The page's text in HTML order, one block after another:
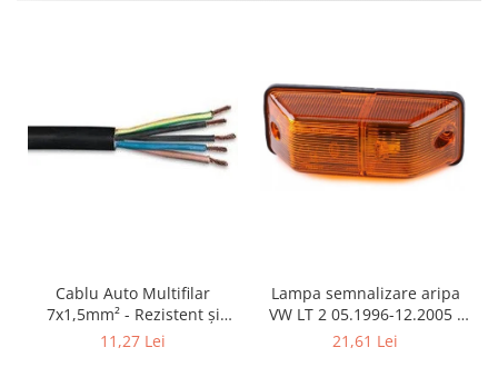
Cablu Auto Multifilar
7x1,5mm² - Rezistent și
Flexibil pentru Remorci 12V-
11,27 Lei
Lampa semnalizare aripa
VW LT 2 05.1996-12.2005 ;
Mercedes Sprinter 1995-
21,61 Lei